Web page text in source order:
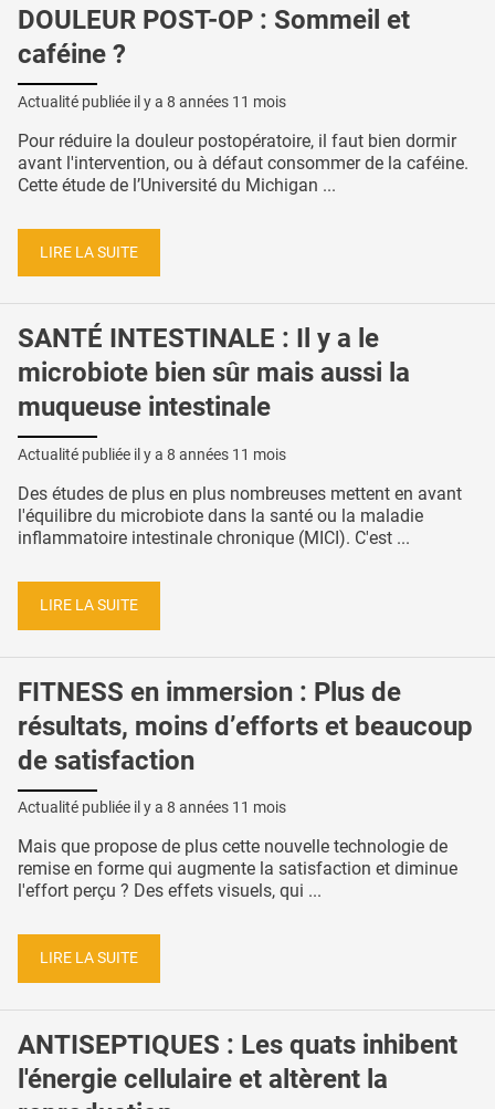
DOULEUR POST-OP : Sommeil et
caféine ?
Actualité publiée il y a 8 années 11 mois
Pour réduire la douleur postopératoire, il faut bien dormir
avant l'intervention, ou à défaut consommer de la caféine.
Cette étude de l’Université du Michigan ...
LIRE LA SUITE
SANTÉ INTESTINALE : Il y a le
microbiote bien sûr mais aussi la
muqueuse intestinale
Actualité publiée il y a 8 années 11 mois
Des études de plus en plus nombreuses mettent en avant
l'équilibre du microbiote dans la santé ou la maladie
inflammatoire intestinale chronique (MICI). C'est ...
LIRE LA SUITE
FITNESS en immersion : Plus de
résultats, moins d’efforts et beaucoup
de satisfaction
Actualité publiée il y a 8 années 11 mois
Mais que propose de plus cette nouvelle technologie de
remise en forme qui augmente la satisfaction et diminue
l'effort perçu ? Des effets visuels, qui ...
LIRE LA SUITE
ANTISEPTIQUES : Les quats inhibent
l'énergie cellulaire et altèrent la